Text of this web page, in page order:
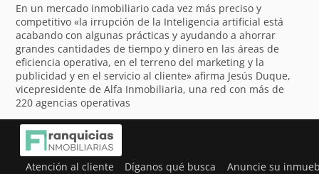
En un mercado inmobiliario cada vez más preciso y
competitivo «la irrupción de la Inteligencia artificial está
acabando con algunas prácticas y ayudando a ahorrar
grandes cantidades de tiempo y dinero en las áreas de
eficiencia operativa, en el terreno del marketing y la
publicidad y en el servicio al cliente» afirma Jesús Duque,
vicepresidente de Alfa Inmobiliaria, una red con más de
220 agencias operativas
Atención al cliente Díganos qué busca Anuncie su